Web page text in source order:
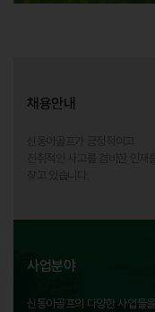
채용안내
신동아골프가 긍정적이고
진취적인 사고를 겸비한 인재를
찾고 있습니다.
사업분야
신동아골프의 다양한 사업들을